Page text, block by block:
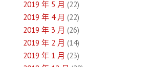
2019 年 5 月 (22)
2019 年 4 月 (22)
2019 年 3 月 (26)
2019 年 2 月 (14)
2019 年 1 月 (23)